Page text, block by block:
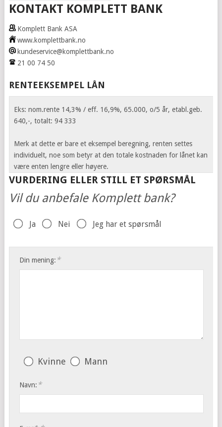
KONTAKT KOMPLETT BANK
Komplett Bank ASA
www.komplettbank.no
kundeservice@komplettbank.no
21 00 74 50
RENTEEKSEMPEL LÅN
Eks: nom.rente 14,3% / eff. 16,9%, 65.000, o/5 år, etabl.geb.
640,-, totalt: 94 333
Merk at dette er bare et eksempel beregning, renten settes
individuelt, noe som betyr at den totale kostnaden for lånet kan
være enten lengre eller høyere.
VURDERING ELLER STILL ET SPØRSMÅL
Vil du anbefale Komplett bank?
Ja Nei Jeg har et spørsmål
Din mening: *
Kvinne Mann
Navn: *